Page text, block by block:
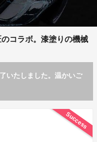
コラボ。漆塗りの機械
いたしました。温かいご
Success